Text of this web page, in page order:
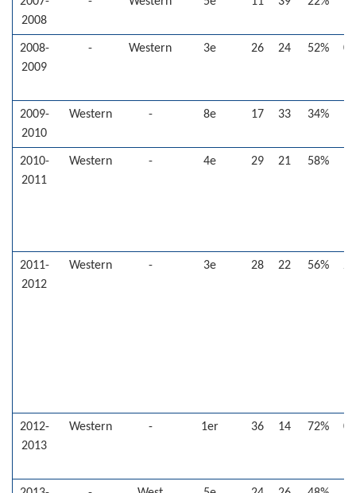
2008
2008-
2009
- Western 3e 26 24 52% 0
2009-
2010
Western - 8e 17 33 34%
2010-
2011
Western - 4e 29 21 58%
2011-
2012
Western - 3e 28 22 56% 2
2012-
2013
Western - 1er 36 14 72% 0